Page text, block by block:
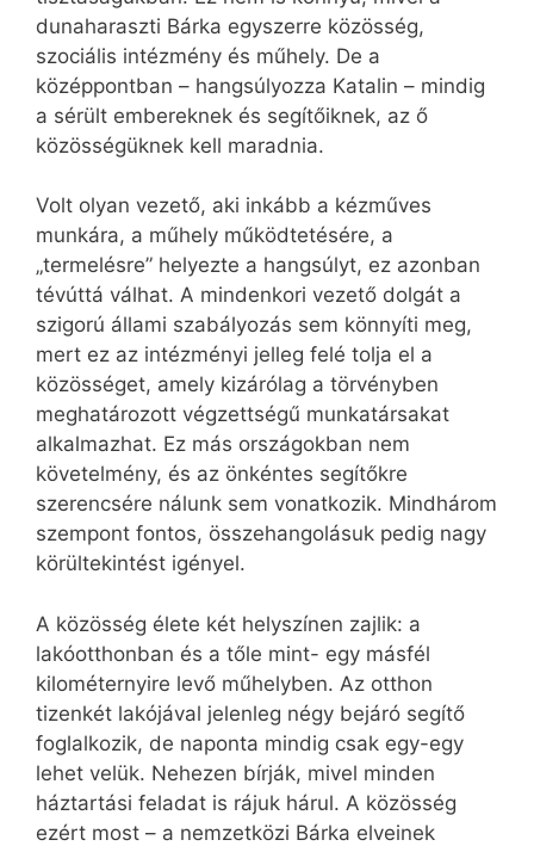
dunaharaszti Bárka egyszerre közösség,
szociális intézmény és műhely. De a
középpontban – hangsúlyozza Katalin – mindig
a sérült embereknek és segítőiknek, az ő
közösségüknek kell maradnia.
Volt olyan vezető, aki inkább a kézműves
munkára, a műhely működtetésére, a
„termelésre” helyezte a hangsúlyt, ez azonban
tévúttá válhat. A mindenkori vezető dolgát a
szigorú állami szabályozás sem könnyíti meg,
mert ez az intézményi jelleg felé tolja el a
közösséget, amely kizárólag a törvényben
meghatározott végzettségű munkatársakat
alkalmazhat. Ez más országokban nem
követelmény, és az önkéntes segítőkre
szerencsére nálunk sem vonatkozik. Mindhárom
szempont fontos, összehangolásuk pedig nagy
körültekintést igényel.
A közösség élete két helyszínen zajlik: a
lakóotthonban és a tőle mint- egy másfél
kilométernyire levő műhelyben. Az otthon
tizenkét lakójával jelenleg négy bejáró segítő
foglalkozik, de naponta mindig csak egy-egy
lehet velük. Nehezen bírják, mivel minden
háztartási feladat is rájuk hárul. A közösség
ezért most – a nemzetközi Bárka elveinek